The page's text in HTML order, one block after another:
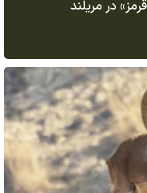
در مریلند